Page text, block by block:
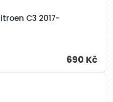
C3 2017-
690 Kč